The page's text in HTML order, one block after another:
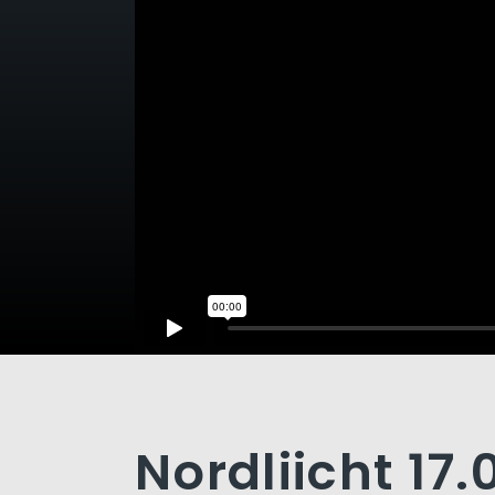
Nordliicht